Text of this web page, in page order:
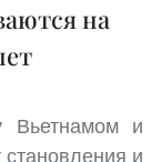
на
Вьетнамом и
и